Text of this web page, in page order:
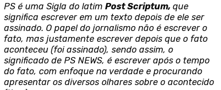
PS é uma Sigla do latim Post Scriptum, que
significa escrever em um texto depois de ele ser
assinado. O papel do jornalismo não é escrever o
fato, mas justamente escrever depois que o fato
aconteceu (foi assinado), sendo assim, o
significado de PS NEWS, é escrever após o tempo
do fato, com enfoque na verdade e procurando
apresentar os diversos olhares sobre o acontecido